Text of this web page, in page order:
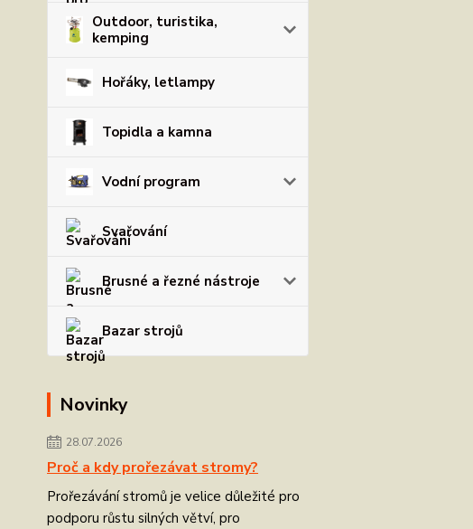
Outdoor, turistika,
kemping
Hořáky, letlampy
Topidla a kamna
Vodní program
Svařování
Brusné a řezné nástroje
Bazar strojů
Novinky
28.07.2026
Proč a kdy prořezávat stromy?
Prořezávání stromů je velice důležité pro
podporu růstu silných větví, pro